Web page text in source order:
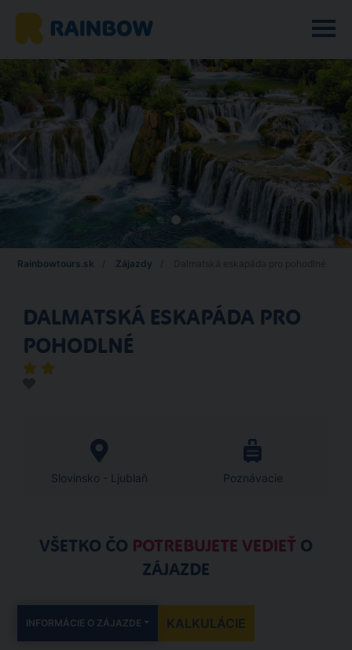
Rainbowtours.sk Zájazdy
DALMATSKÁ ESKAPÁDA PRO
POHODLNÉ
Slovinsko - Ljublaň Poznávacie
VŠETKO ČO POTREBUJETE VEDIEŤ O
ZÁJAZDE
INFORMÁCIE O ZÁJAZDE KALKULÁCIE